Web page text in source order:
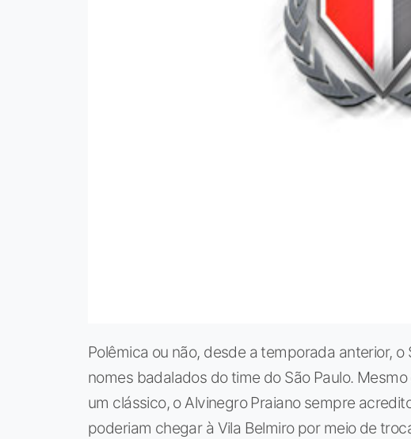
Polêmica ou não, desde a temporada anterior,
nomes badalados do time do São Paulo.
um clássico, o Alvinegro Praiano sempre
poderiam chegar à Vila Belmiro por meio de